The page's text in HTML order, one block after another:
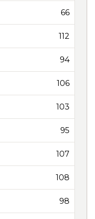
66
112
94
106
103
95
107
108
98